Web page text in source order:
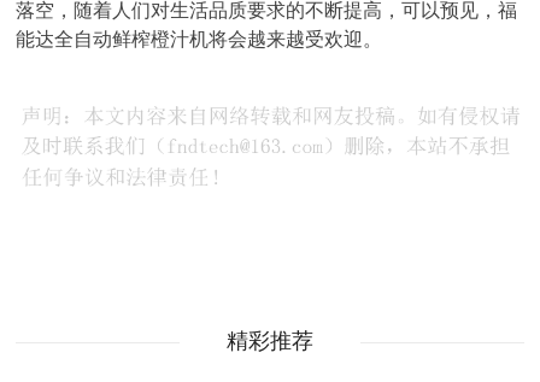
落空，随着人们对生活品质要求的不断提高，可以预见，福
能达全自动鲜榨橙汁机将会越来越受欢迎。
精彩推荐